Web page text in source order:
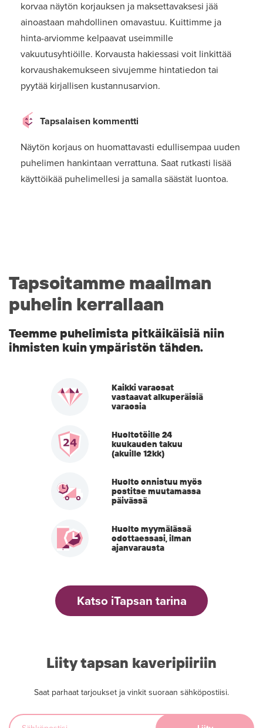
korvaa näytön korjauksen ja maksettavaksesi jää
ainoastaan mahdollinen omavastuu. Kuittimme ja
hinta-arviomme kelpaavat useimmille
vakuutusyhtiöille. Korvausta hakiessasi voit linkittää
korvaushakemukseen sivujemme hintatiedon tai
pyytää kirjallisen kustannusarvion.
Tapsalaisen kommentti
Näytön korjaus on huomattavasti edullisempaa uuden
puhelimen hankintaan verrattuna. Saat rutkasti lisää
käyttöikää puhelimellesi ja samalla säästät luontoa.
Tapsoitamme maailman
puhelin kerrallaan
Teemme puhelimista pitkäikäisiä niin
ihmisten kuin ympäristön tähden.
Kaikki varaosat
vastaavat alkuperäisiä
varaosia
Huoltotöille 24
kuukauden takuu
(akuille 12kk)
Huolto onnistuu myös
postitse muutamassa
päivässä
Huolto myymälässä
odottaessasi, ilman
ajanvarausta
Katso iTapsan tarina
Liity tapsan kaveripiiriin
Saat parhaat tarjoukset ja vinkit suoraan sähköpostiisi.